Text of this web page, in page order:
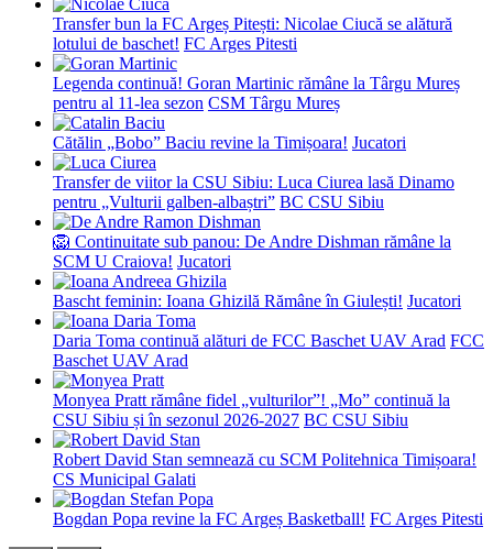
Transfer bun la FC Argeș Pitești: Nicolae Ciucă se alătură
lotului de baschet! FC Arges Pitesti
Legenda continuă! Goran Martinic rămâne la Târgu Mureș
pentru al 11-lea sezon CSM Târgu Mureș
Cătălin „Bobo” Baciu revine la Timișoara! Jucatori
Transfer de viitor la CSU Sibiu: Luca Ciurea lasă Dinamo
pentru „Vulturii galben-albaștri” BC CSU Sibiu
🦁 Continuitate sub panou: De Andre Dishman rămâne la
SCM U Craiova! Jucatori
Bascht feminin: Ioana Ghizilă Rămâne în Giulești! Jucatori
Daria Toma continuă alături de FCC Baschet UAV Arad FCC
Baschet UAV Arad
Monyea Pratt rămâne fidel „vulturilor”! „Mo” continuă la
CSU Sibiu și în sezonul 2026-2027 BC CSU Sibiu
Robert David Stan semnează cu SCM Politehnica Timișoara!
CS Municipal Galati
Bogdan Popa revine la FC Argeș Basketball! FC Arges Pitesti